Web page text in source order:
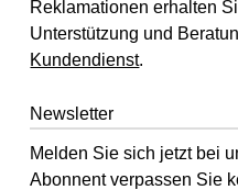
Reklamationen erhalten
Unterstützung und
Kundendienst.
Newsletter
Melden Sie sich jetzt bei
Abonnent verpassen Sie